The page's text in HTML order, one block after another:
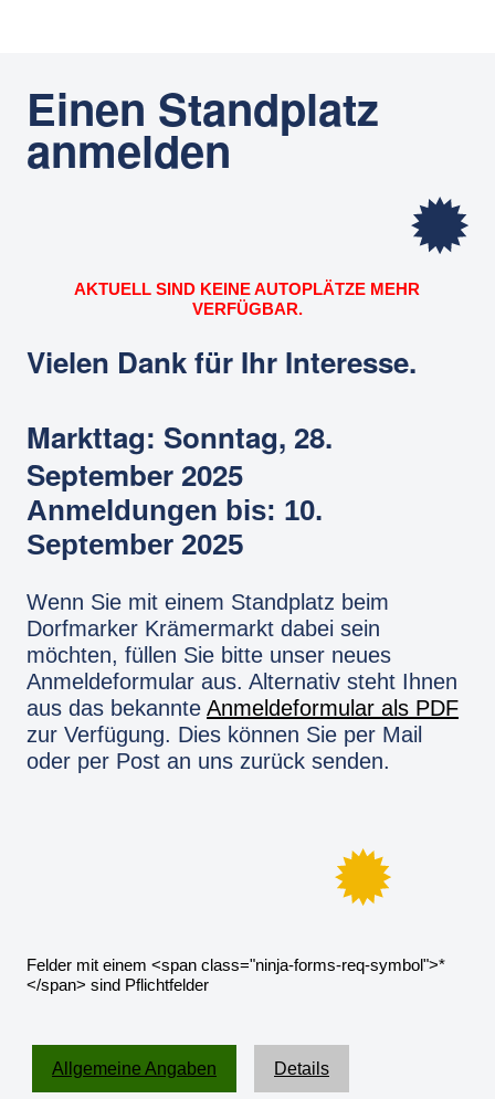
Startseite
Standplatz anmelden
Einen Standplatz
anmelden
AKTUELL SIND KEINE AUTOPLÄTZE MEHR
VERFÜGBAR.
Vielen Dank für Ihr Interesse.
Markttag: Sonntag, 28.
September 2025
Anmeldungen bis: 10.
September 2025
Wenn Sie mit einem Standplatz beim
Dorfmarker Krämermarkt dabei sein
möchten, füllen Sie bitte unser neues
Anmeldeformular aus. Alternativ steht Ihnen
aus das bekannte Anmeldeformular als PDF
zur Verfügung. Dies können Sie per Mail
oder per Post an uns zurück senden.
Felder mit einem <span class="ninja-forms-req-symbol">*
</span> sind Pflichtfelder
Allgemeine Angaben Details